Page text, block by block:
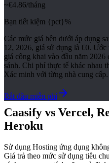
~€4.86/tháng
Bạn tiết kiệm {pct}%
Các mức giá bên dưới áp dụng
12, 2026, giá sử dụng là €0.
giá công khai vào đầu năm 2026
sánh. Chi phí thực tế khác nhau
Xác minh với từng nhà cung cấp.
Bắt đầu miễn phí
Caasify vs Vercel,
Heroku
Sử dụng Hosting ứng dụng
Giá trả theo mức sử dụng tiêu